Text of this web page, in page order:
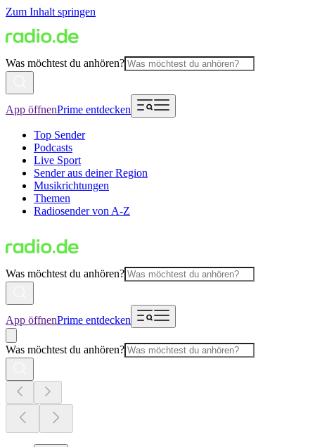
Zum Inhalt springen
Was möchtest du anhören?
App öffnenPrime entdecken
Top Sender
Podcasts
Live Sport
Sender aus deiner Region
Musikrichtungen
Themen
Radiosender von A-Z
Was möchtest du anhören?
App öffnenPrime entdecken
Was möchtest du anhören?